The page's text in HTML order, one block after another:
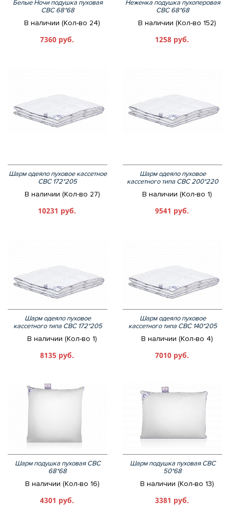
Белые Ночи подушка пуховая
СВС 68*68
В наличии (Кол-во 24)
7360 руб.
Неженка подушка пухоперовая
СВС 68*68
В наличии (Кол-во 152)
1258 руб.
Шарм одеяло пуховое кассетное
СВС 172*205
В наличии (Кол-во 27)
10231 руб.
Шарм одеяло пуховое
кассетного типа СВС 200*220
В наличии (Кол-во 1)
9541 руб.
Шарм одеяло пуховое
кассетного типа СВС 172*205
В наличии (Кол-во 1)
8135 руб.
Шарм одеяло пуховое
кассетного типа СВС 140*205
В наличии (Кол-во 4)
7010 руб.
Шарм подушка пуховая СВС
68*68
В наличии (Кол-во 16)
4301 руб.
Шарм подушка пуховая СВС
50*68
В наличии (Кол-во 13)
3381 руб.